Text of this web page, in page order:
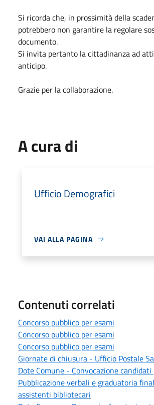
Si ricorda che, in prossimità della
potrebbero non garantire la regolare
documento.
Si invita pertanto la cittadinanza ad
anticipo.
Grazie per la collaborazione.
A cura di
Ufficio Demografici
VAI ALLA PAGINA
Contenuti correlati
Concorso pubblico per esami
Concorso pubblico per esami
Concorso pubblico per esami
Giornate di chiusura - Ufficio Postale
Dote Comune - Convocazione
Pubblicazione verbali e graduatoria
assistenti bibliotecari